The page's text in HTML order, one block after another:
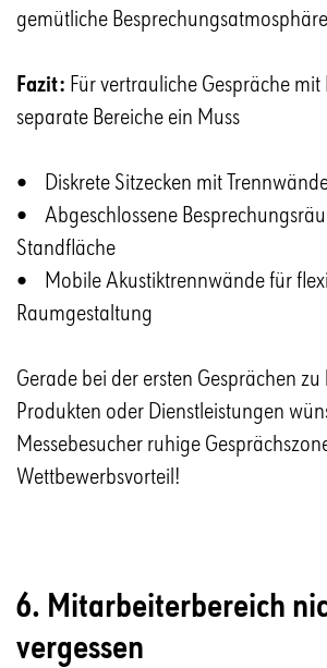
gemütliche
Fazit: Für vertrauliche Gespräche
separate Bereiche ein Muss
• Diskrete Sitzecken mit
• Abgeschlossene
Standfläche
• Mobile Akustiktrennwände für
Raumgestaltung
Gerade bei der ersten Gesprächen
Produkten oder Dienstleistungen
Messebesucher ruhige
Wettbewerbsvorteil!
6. Mitarbeiterbereich
vergessen